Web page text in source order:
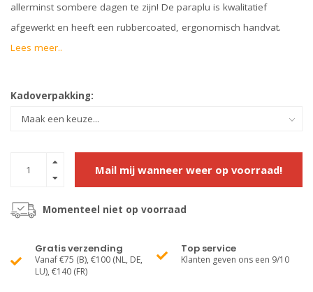
allerminst sombere dagen te zijn! De paraplu is kwalitatief
afgewerkt en heeft een rubbercoated, ergonomisch handvat.
Lees meer..
Kadoverpakking:
Mail mij wanneer weer op voorraad!
Momenteel niet op voorraad
Gratis verzending
Vanaf €75 (B), €100 (NL, DE,
LU), €140 (FR)
Top service
Klanten geven ons een 9/10